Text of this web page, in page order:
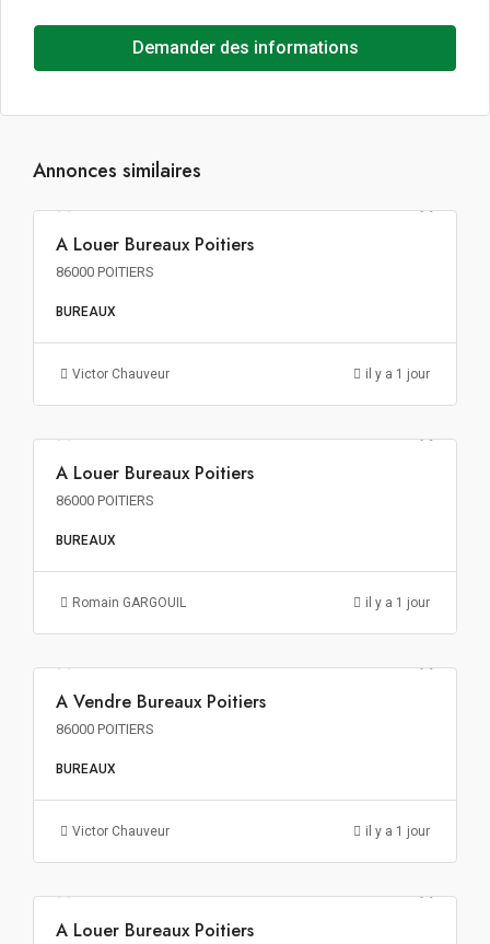
Demander des informations
Annonces similaires
203€ m²/an HT HC
A Louer Bureaux Poitiers
86000 POITIERS
BUREAUX
Victor Chauveur il y a 1 jour
135€ m²/an HT HC
A Louer Bureaux Poitiers
86000 POITIERS
BUREAUX
Romain GARGOUIL il y a 1 jour
1 351€ m² HT HD HF
A Vendre Bureaux Poitiers
86000 POITIERS
BUREAUX
Victor Chauveur il y a 1 jour
146€ m²/an HT HC
A Louer Bureaux Poitiers